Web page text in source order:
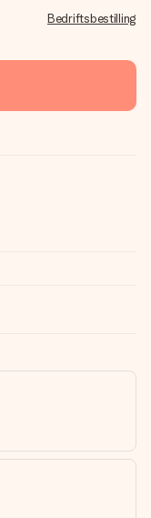
Bedriftsbestilling